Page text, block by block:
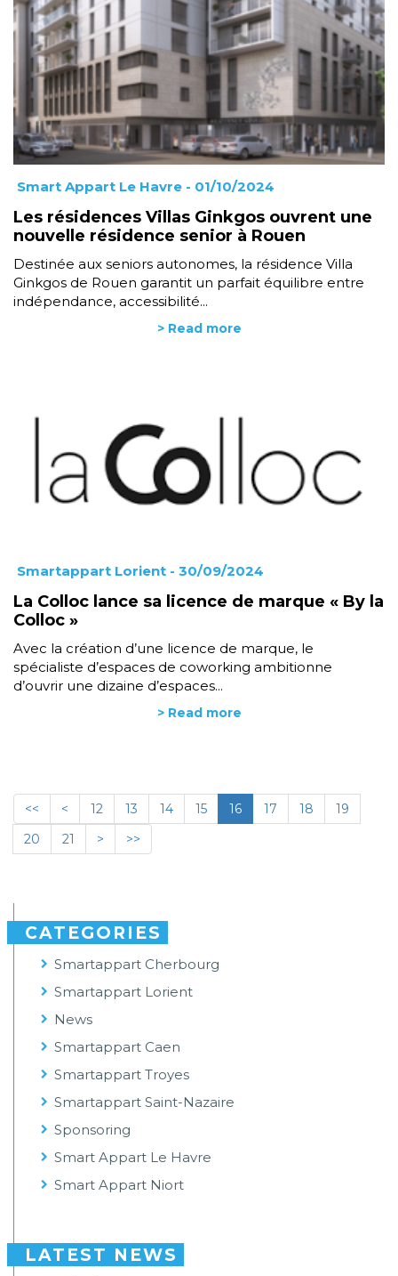
Smart Appart Le Havre - 01/10/2024
Les résidences Villas Ginkgos ouvrent une
nouvelle résidence senior à Rouen
Destinée aux seniors autonomes, la résidence Villa
Ginkgos de Rouen garantit un parfait équilibre entre
indépendance, accessibilité...
> Read more
Smartappart Lorient - 30/09/2024
La Colloc lance sa licence de marque « By la
Colloc »
Avec la création d’une licence de marque, le
spécialiste d’espaces de coworking ambitionne
d’ouvrir une dizaine d’espaces...
> Read more
<< < 12 13 14 15 16 17 18
19
20
21 > >>
CATEGORIES
Smartappart Cherbourg
Smartappart Lorient
News
Smartappart Caen
Smartappart Troyes
Smartappart Saint-Nazaire
Sponsoring
Smart Appart Le Havre
Smart Appart Niort
LATEST NEWS